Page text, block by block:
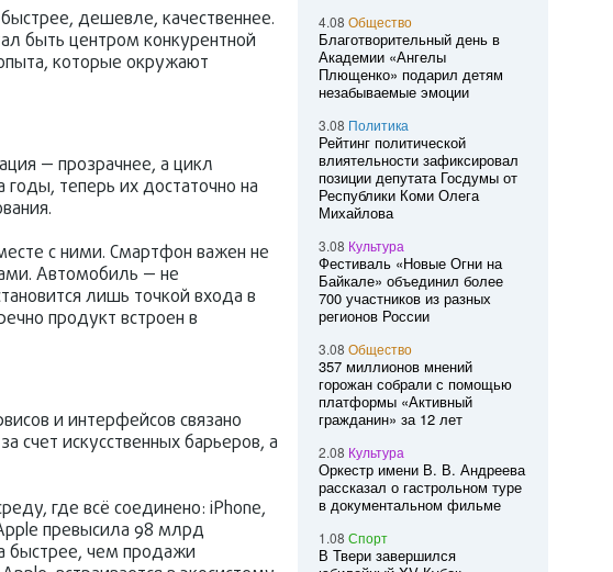
дешевле, качественнее.
быть центром конкурентной
которые окружают
— прозрачнее, а цикл
теперь их достаточно на
с ними. Смартфон важен не
Автомобиль — не
лишь точкой входа в
продукт встроен в
и интерфейсов связано
искусственных барьеров, а
где всё соединено: iPhone,
превысила 98 млрд
быстрее, чем продажи
4.08 Общество
Благотворительный день в
Академии «Ангелы
Плющенко» подарил детям
незабываемые эмоции
3.08 Политика
Рейтинг политической
влиятельности зафиксировал
позиции депутата Госдумы от
Республики Коми Олега
Михайлова
3.08 Культура
Фестиваль «Новые Огни на
Байкале» объединил более
700 участников из разных
регионов России
3.08 Общество
357 миллионов мнений
горожан собрали с помощью
платформы «Активный
гражданин» за 12 лет
2.08 Культура
Оркестр имени В. В. Андреева
рассказал о гастрольном туре
в документальном фильме
1.08 Спорт
В Твери завершился